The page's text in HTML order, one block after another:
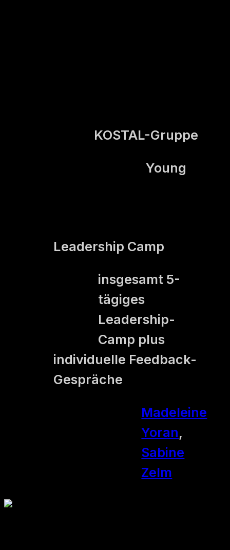
KOSTAL-Gruppe
Young
Leadership Camp
insgesamt 5-
tägiges
Leadership-
Camp plus
individuelle Feedback-
Gespräche
Trainer*innen
Madeleine
Yoran,
Sabine
Zelm